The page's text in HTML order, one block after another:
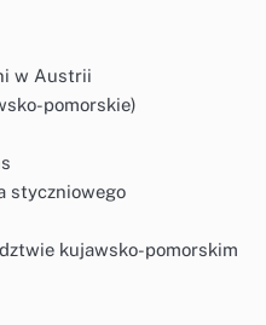
w Austrii
pomorskie)
styczniowego
kujawsko-pomorskim